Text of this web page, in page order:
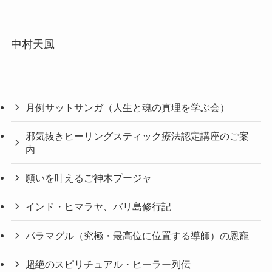
中村天風
月例サットサンガ（人生と魂の真理を学ぶ会）
邪気抜きヒーリングスティック療法認定講座のご案
内
願いを叶えるご神木プージャ
インド・ヒマラヤ、バリ島修行記
パラマグル（究極・最高位に位置する導師）の恩寵
超絶のスピリチュアル・ヒーラー列伝